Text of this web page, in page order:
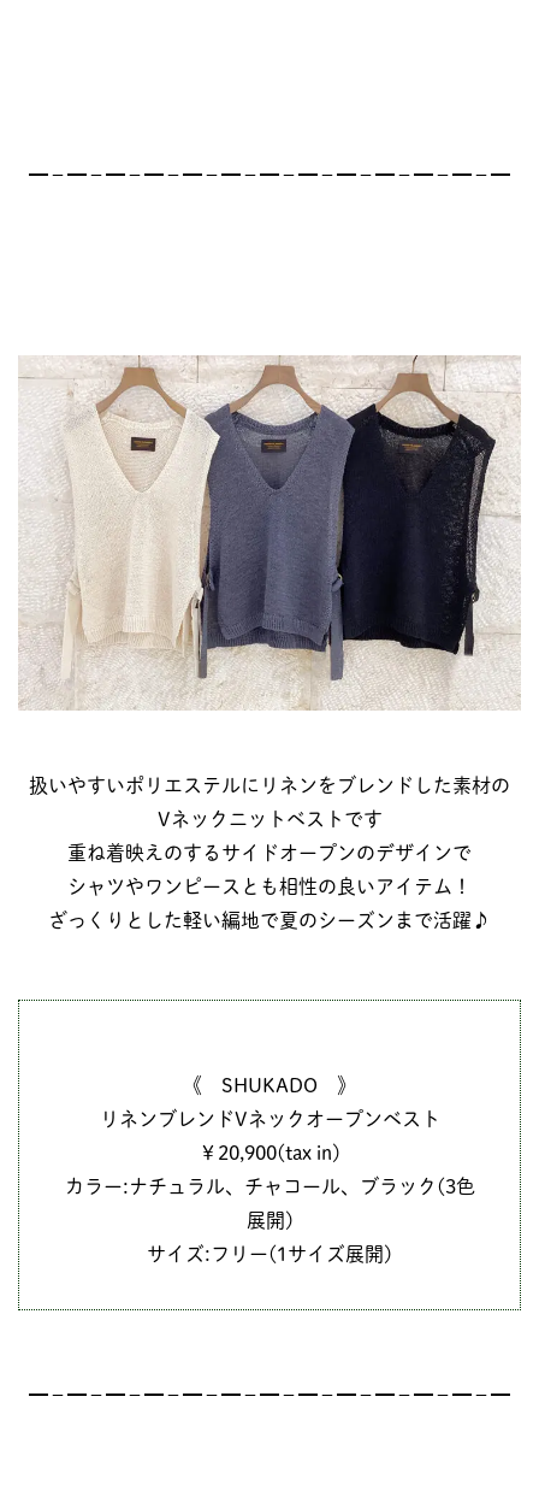
━－━－━－━－━－━－━－━－━－━－━－━－━
扱いやすいポリエステルにリネンをブレンドした素材の
Vネックニットベストです
重ね着映えのするサイドオープンのデザインで
シャツやワンピースとも相性の良いアイテム！
ざっくりとした軽い編地で夏のシーズンまで活躍♪
《 SHUKADO 》
リネンブレンドVネックオープンベスト
￥20,900(tax in)
カラー:ナチュラル、チャコール、ブラック(3色
展開)
サイズ:フリー(1サイズ展開)
━－━－━－━－━－━－━－━－━－━－━－━－━